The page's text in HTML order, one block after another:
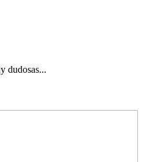
dudosas...